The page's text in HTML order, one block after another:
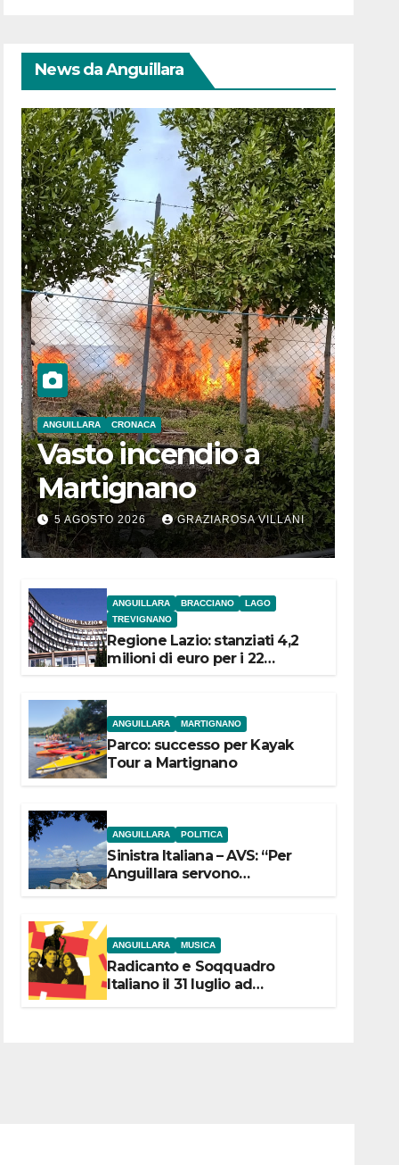
News da Anguillara
ANGUILLARA CRONACA
Vasto incendio a
Martignano
5 AGOSTO 2026 GRAZIAROSA VILLANI
ANGUILLARA BRACCIANO
LAGO
TREVIGNANO
Regione Lazio: stanziati 4,2
milioni di euro per i 22
ANGUILLARA MARTIGNANO
Parco: successo per Kayak
Tour a Martignano
ANGUILLARA POLITICA
Sinistra Italiana – AVS: “Per
Anguillara servono
ANGUILLARA MUSICA
Radicanto e Soqquadro
Italiano il 31 luglio ad